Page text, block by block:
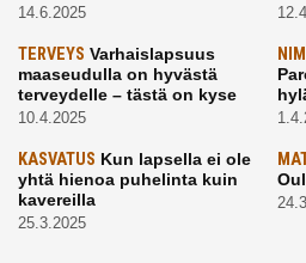
14.6.2025
TERVEYS Varhaislapsuus
maaseudulla on hyvästä
terveydelle – tästä on kyse
10.4.2025
KASVATUS Kun lapsella ei ole
yhtä hienoa puhelinta kuin
kavereilla
25.3.2025